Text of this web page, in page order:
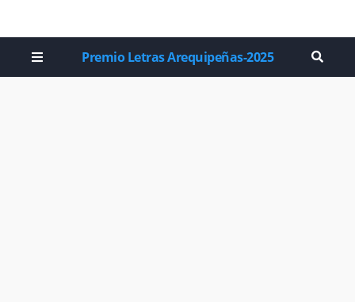
Premio Letras Arequipeñas-2025